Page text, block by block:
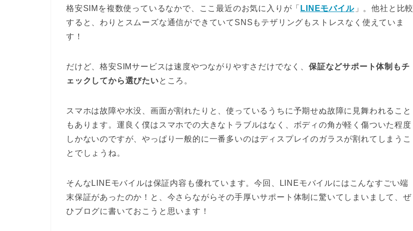
格安SIMを複数使っているなかで、ここ最近のお気に入りが「 LINEモバイル 」。他社と比較
すると、わりとスムーズな通信ができていてSNSもテザリングもストレスなく使えていま
す！
だけど、格安SIMサービスは速度やつながりやすさだけでなく、 保証などサポート体制もチ
ェックしてから選びたいところ。
スマホは故障や水没、画面が割れたりと、使っているうちに予期せぬ故障に見舞われること
もあります。運良く僕はスマホでの大きなトラブルはなく、ボディの角が軽く傷ついた程度
しかないのですが、やっぱり一般的に一番多いのはディスプレイのガラスが割れてしまうこ
とでしょうね。
そんなLINEモバイルは保証内容も優れています。今回、LINEモバイルにはこんなすごい端
末保証があったのか！と、今さらながらその手厚いサポート体制に驚いてしまいまして、ぜ
ひブログに書いておこうと思います！